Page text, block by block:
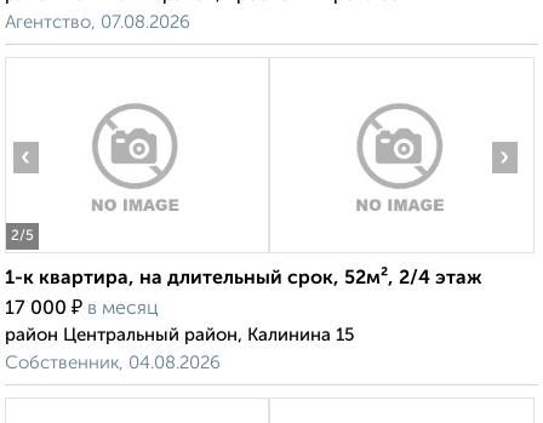
Агентство, 07.08.2026
2/5
‹ ›
1-к квартира, на длительный срок, 52м², 2/4 этаж
17 000 ₽ в месяц
район Центральный район, Калинина 15
Собственник, 04.08.2026